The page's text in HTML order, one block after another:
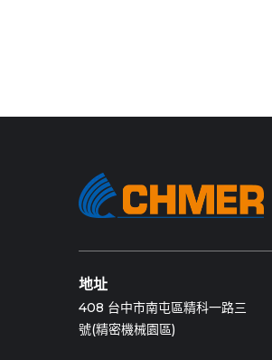
地址
408 台中市南屯區精科一路三
號(精密機械園區)